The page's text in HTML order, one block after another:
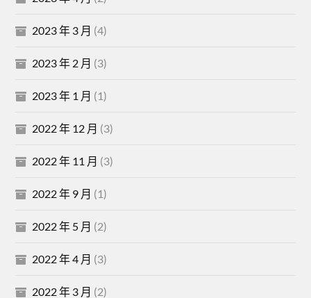
2023 年 3 月 (4)
2023 年 2 月 (3)
2023 年 1 月 (1)
2022 年 12 月 (3)
2022 年 11 月 (3)
2022 年 9 月 (1)
2022 年 5 月 (2)
2022 年 4 月 (3)
2022 年 3 月 (2)